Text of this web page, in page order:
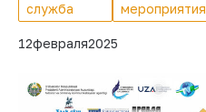
служба
мероприятия
12февраля2025